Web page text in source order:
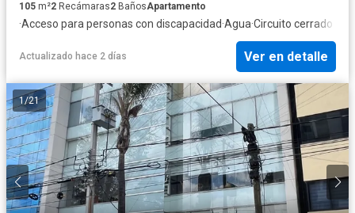
105 m²2 Recámaras2 BañosApartamento
·Acceso para personas con discapacidad·Agua·Circuito cerrado de
Actualizado hace 2 días Ver en detalle
1 /21